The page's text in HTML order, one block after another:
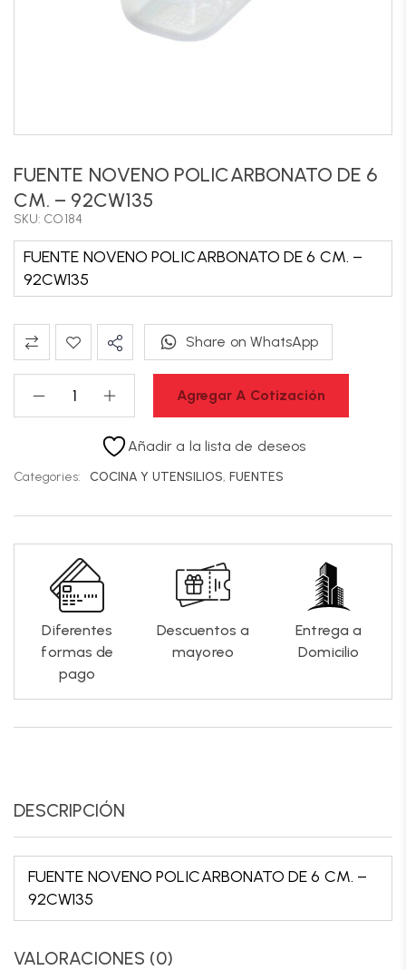
FUENTE NOVENO POLICARBONATO DE 6
CM. – 92CW135
SKU: CO184
FUENTE NOVENO POLICARBONATO DE 6 CM. –
92CW135
Agregar A Cotización
Share on WhatsApp
Añadir a la lista de deseos
Categories: COCINA Y UTENSILIOS, FUENTES
Diferentes
formas de
pago
Descuentos a
mayoreo
Entrega a
Domicilio
DESCRIPCIÓN
FUENTE NOVENO POLICARBONATO DE 6 CM. –
92CW135
VALORACIONES (0)